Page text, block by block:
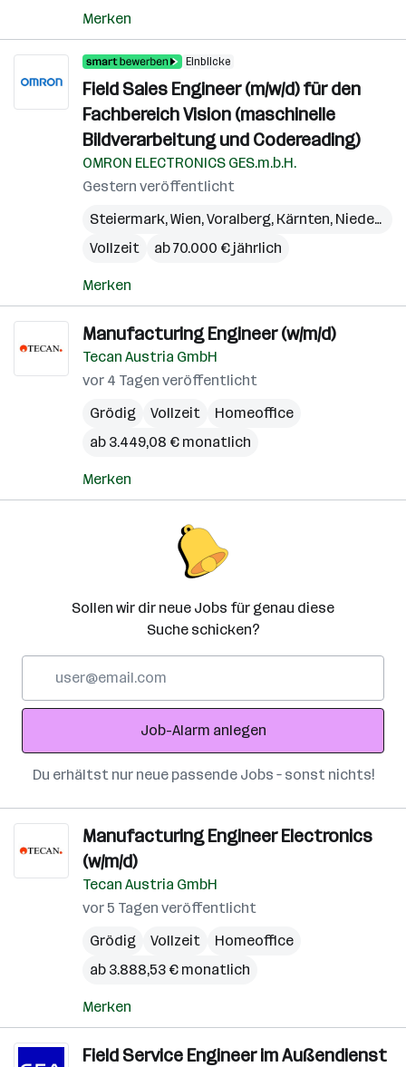
Merken
Einblicke
Field Sales Engineer (m/w/d) für den
Fachbereich Vision (maschinelle
Bildverarbeitung und Codereading)
OMRON ELECTRONICS GES.m.b.H.
Gestern veröffentlicht
Steiermark,Wien,Voralberg, Kärnten, Niederösterreich
Vollzeit
ab 70.000 € jährlich
Merken
Manufacturing Engineer (w/m/d)
Tecan Austria GmbH
vor 4 Tagen veröffentlicht
Grödig
Vollzeit
Homeoffice
ab 3.449,08 € monatlich
Merken
Sollen wir dir neue Jobs für genau diese
Suche schicken?
Adresse
Job-Alarm anlegen
Du erhältst nur neue passende Jobs – sonst nichts!
Manufacturing Engineer Electronics
(w/m/d)
Tecan Austria GmbH
vor 5 Tagen veröffentlicht
Grödig
Vollzeit
Homeoffice
ab 3.888,53 € monatlich
Merken
Field Service Engineer im Außendienst